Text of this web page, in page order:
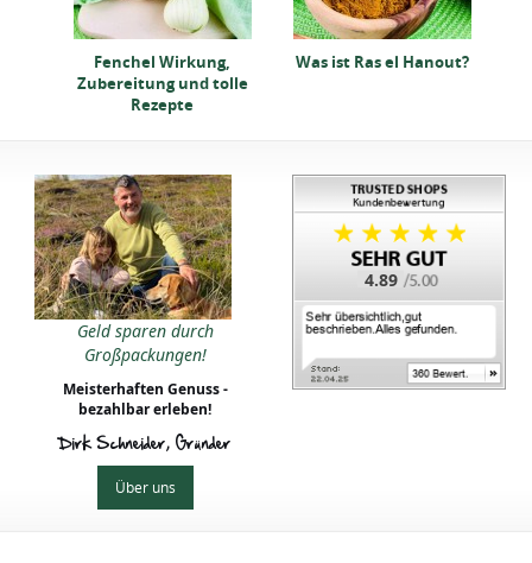
Fenchel Wirkung,
Zubereitung und tolle
Rezepte
Was ist Ras el Hanout?
Geld sparen durch
Großpackungen!
Meisterhaften Genuss -
bezahlbar erleben!
Dirk Schneider, Gründer
Über uns
4.89